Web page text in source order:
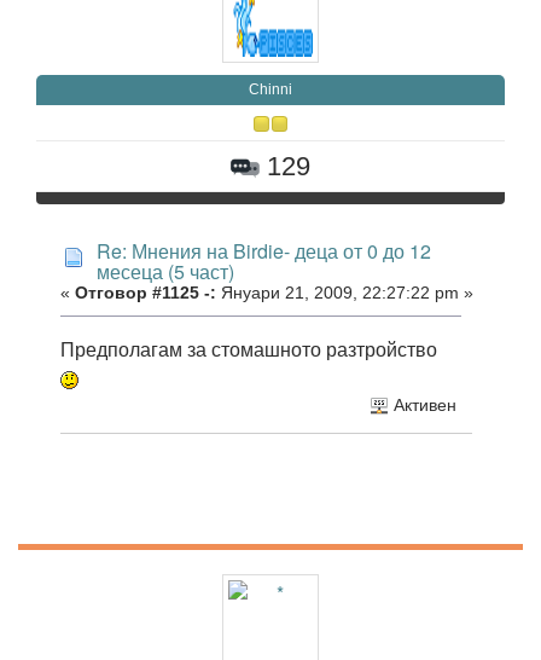
Chinni
129
Re: Мнения на Birdie- деца от 0 до 12
месеца (5 част)
« Отговор #1125 -: Януари 21, 2009, 22:27:22 pm »
Предполагам за стомашното разтройство
Активен